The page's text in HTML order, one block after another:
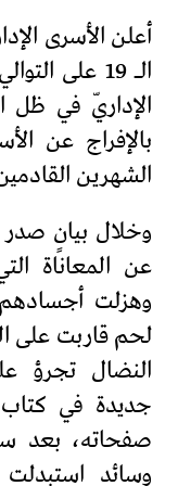
أعلن الأسرى
الـ 19 على
الإداريّ في ظل
بالإفراج عن
الشهرين
وخلال بيانٍ
عن المعاناة
وهزلت
لحم قاربت على
النضال تجرؤ
جديدة في كتاب
صفحاته، بعد
وسائد